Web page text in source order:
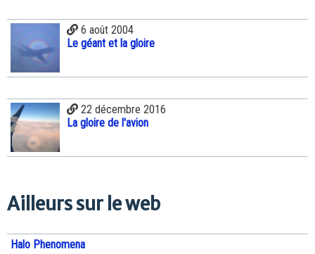
6 août 2004
Le géant et la gloire
22 décembre 2016
La gloire de l'avion
Ailleurs sur le web
Halo Phenomena